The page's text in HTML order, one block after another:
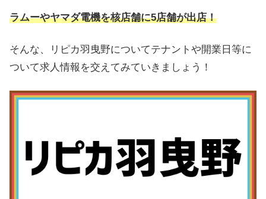
ラムーやヤマダ電機を核店舗に5店舗が出店！
そんな、リピカ羽曳野についてテナントや開業日等に
ついて求人情報を交えてみていきましょう！